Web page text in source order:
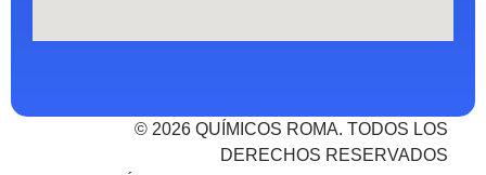
© 2026 QUÍMICOS ROMA. TODOS LOS
DERECHOS RESERVADOS